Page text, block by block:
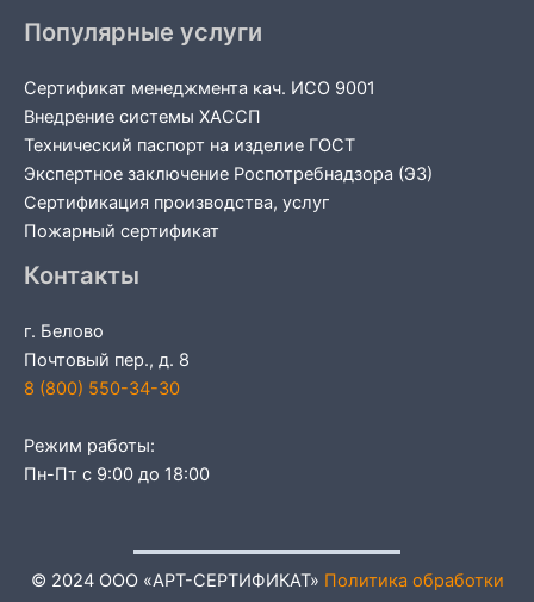
Популярные услуги
Сертификат менеджмента кач. ИСО 9001
Внедрение системы ХАССП
Технический паспорт на изделие ГОСТ
Экспертное заключение Роспотребнадзора (ЭЗ)
Сертификация производства, услуг
Пожарный сертификат
Контакты
г. Белово
Почтовый пер., д. 8
8 (800) 550-34-30
Режим работы:
Пн-Пт с 9:00 до 18:00
© 2024 ООО «АРТ-СЕРТИФИКАТ» Политика обработки